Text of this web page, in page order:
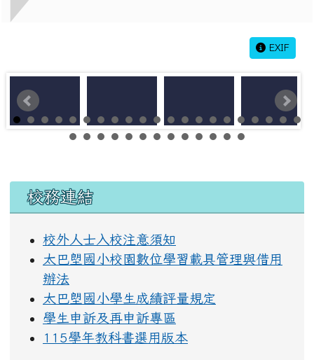
EXIF
左邊區域內容
校務連結
校外人士入校注意須知
太巴塱國小校園數位學習載具管理與借用
辦法
太巴塱國小學生成績評量規定
學生申訴及再申訴專區
115學年教科書選用版本